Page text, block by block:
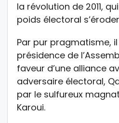
la révolution de 2011,
poids électoral
Par pur pragmatisme,
présidence de
faveur d’une alliance
adversaire électoral,
par le sulfureux
Karoui.